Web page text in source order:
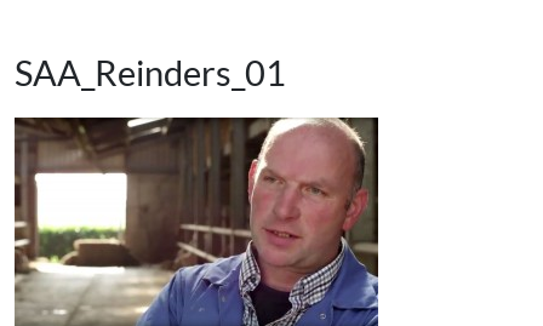
SAA_Reinders_01